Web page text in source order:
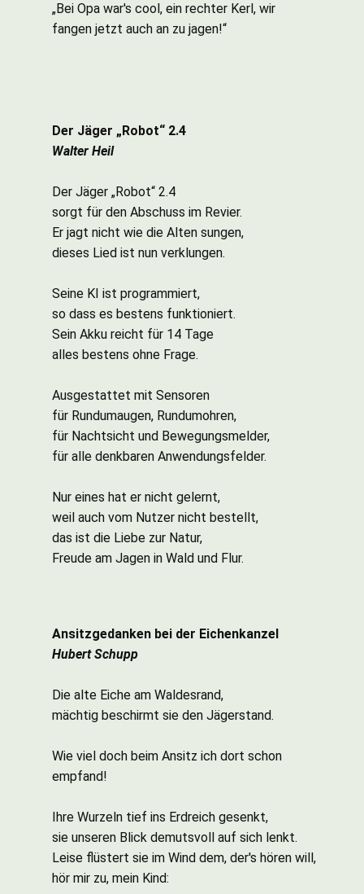
„Bei Opa war's cool, ein rechter Kerl, wir
fangen jetzt auch an zu jagen!“
Der Jäger „Robot“ 2.4
Walter Heil
Der Jäger „Robot“ 2.4
sorgt für den Abschuss im Revier.
Er jagt nicht wie die Alten sungen,
dieses Lied ist nun verklungen.
Seine KI ist programmiert,
so dass es bestens funktioniert.
Sein Akku reicht für 14 Tage
alles bestens ohne Frage.
Ausgestattet mit Sensoren
für Rundumaugen, Rundumohren,
für Nachtsicht und Bewegungsmelder,
für alle denkbaren Anwendungsfelder.
Nur eines hat er nicht gelernt,
weil auch vom Nutzer nicht bestellt,
das ist die Liebe zur Natur,
Freude am Jagen in Wald und Flur.
Ansitzgedanken bei der Eichenkanzel
Hubert Schupp
Die alte Eiche am Waldesrand,
mächtig beschirmt sie den Jägerstand.
Wie viel doch beim Ansitz ich dort schon
empfand!
Ihre Wurzeln tief ins Erdreich gesenkt,
sie unseren Blick demutsvoll auf sich lenkt.
Leise flüstert sie im Wind dem, der's hören will,
hör mir zu, mein Kind: